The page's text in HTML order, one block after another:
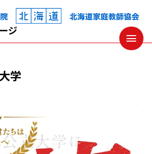
北海道 家庭教師協会
ジ
学